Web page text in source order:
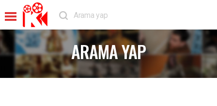
ARAMA YAP